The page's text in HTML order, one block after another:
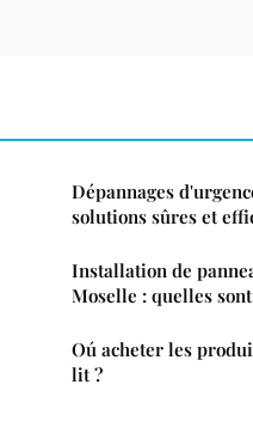
Dépannages
solutions sûres et
Installation de
Moselle : quelles
Oú acheter les
lit ?